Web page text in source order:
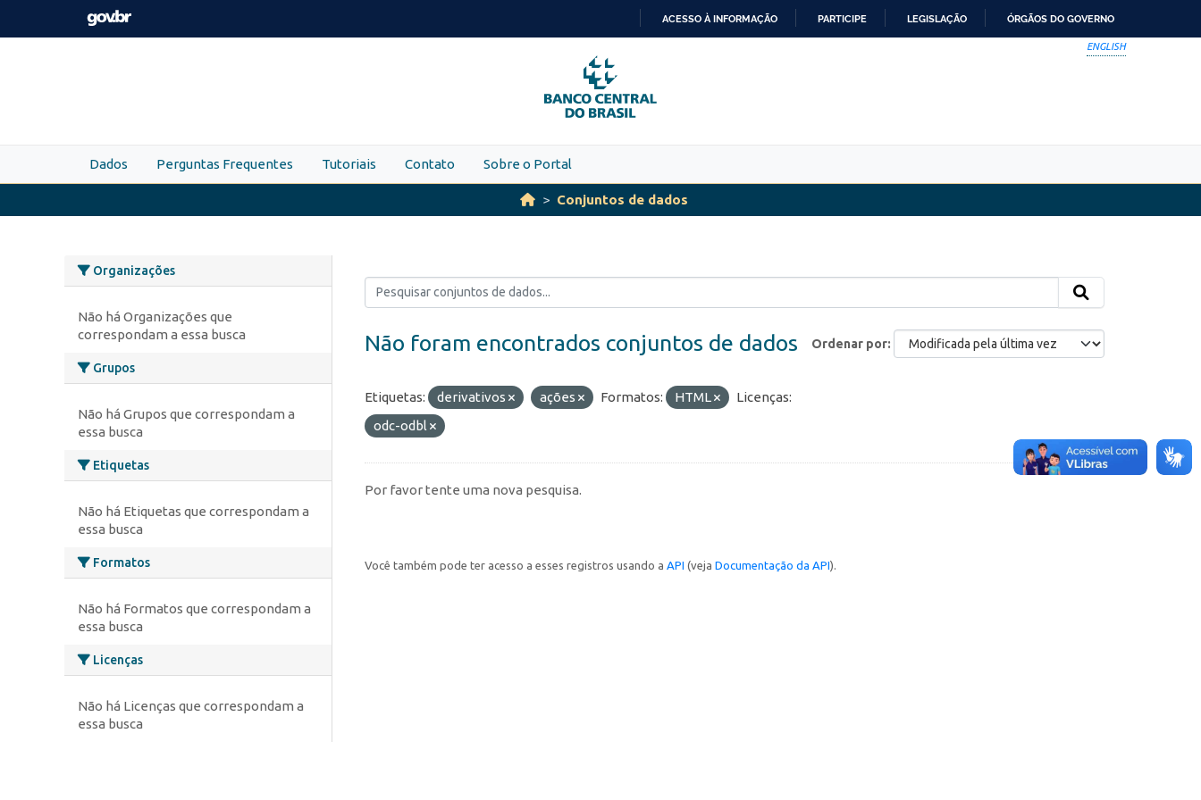
Skip to main content
PARA
O
CONTEÚDO
ACESSO À INFORMAÇÃO PARTICIPE LEGISLAÇÃO ÓRGÃOS DO GOVERNO
ENGLISH
Dados Perguntas Frequentes Tutoriais Contato Sobre o Portal
Conjuntos de dados
Organizações
Não há Organizações que
correspondam a essa busca
Grupos
Não há Grupos que correspondam a
essa busca
Etiquetas
Não há Etiquetas que correspondam a
essa busca
Formatos
Não há Formatos que correspondam a
essa busca
Licenças
Não há Licenças que correspondam a
essa busca
Ordenar por
Não foram encontrados conjuntos de dados
Etiquetas: derivativos ações Formatos: HTML
Licenças:
odc-odbl
Por favor tente uma nova pesquisa.
Você também pode ter acesso a esses registros usando a API (veja Documentação da API).